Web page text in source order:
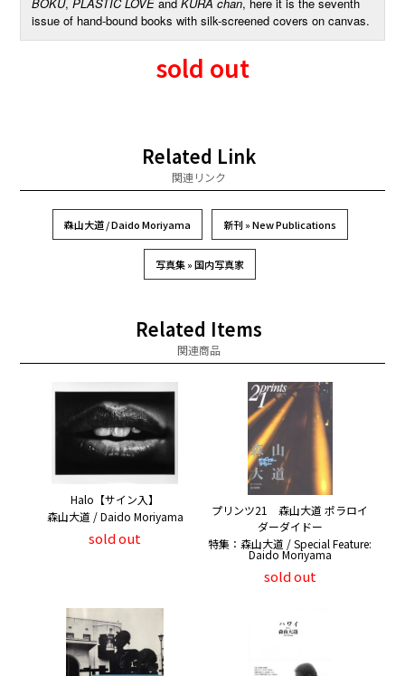
issue of hand-bound books with silk-screened covers on canvas.
sold out
Related Link
関連リンク
森山大道 / Daido Moriyama 新刊 » New Publications
写真集 » 国内写真家
Related Items
関連商品
Halo【サイン入】
森山大道 / Daido Moriyama
sold out
プリンツ21 森山大道 ポラロイ
ダーダイドー
特集：森山大道 / Special Feature:
Daido Moriyama
sold out